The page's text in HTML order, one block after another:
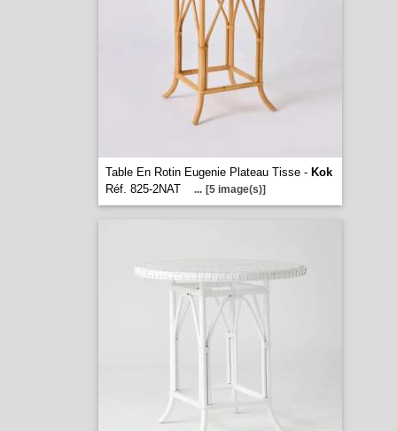
Table En Rotin Eugenie Plateau Tisse - Kok
Réf. 825-2NAT
... [5 image(s)]